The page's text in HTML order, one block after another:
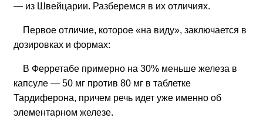
— из Швейцарии. Разберемся в их отличиях.
Первое отличие, которое «на виду», заключается в
дозировках и формах:
В Ферретабе примерно на 30% меньше железа в
капсуле — 50 мг против 80 мг в таблетке
Тардиферона, причем речь идет уже именно об
элементарном железе.